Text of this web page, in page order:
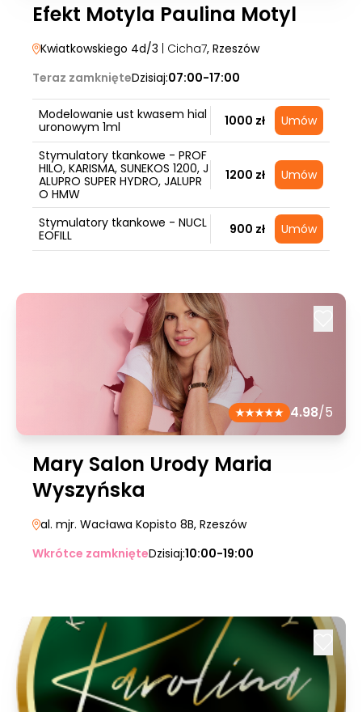
Efekt Motyla Paulina Motyl
Kwiatkowskiego 4d/3 | Cicha7, Rzeszów
Teraz zamknięteDzisiaj:07:00-17:00
Modelowanie ust kwasem hial
uronowym 1ml
1000 zł Umów
Stymulatory tkankowe - PROF
HILO, KARISMA, SUNEKOS 1200, J
ALUPRO SUPER HYDRO, JALUPR
O HMW
1200 zł Umów
Stymulatory tkankowe - NUCL
EOFILL
900 zł Umów
4.98/5
Mary Salon Urody Maria
Wyszyńska
al. mjr. Wacława Kopisto 8B, Rzeszów
Wkrótce zamknięteDzisiaj:10:00-19:00